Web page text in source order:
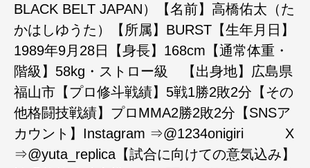
BLACK BELT JAPAN）【名前】高橋佑太（た
かはしゆうた）【所属】BURST【生年月日】
1989年9月28日【身長】168cm【通常体重・
階級】58kg・ストロー級 【出身地】広島県
福山市【プロ修斗戦績】5戦1勝2敗2分【その
他格闘技戦績】プロMMA2勝2敗2分【SNSア
カウント】Instagram ⇒@1234onigiri X
⇒@yuta_replica【試合に向けての意気込み】